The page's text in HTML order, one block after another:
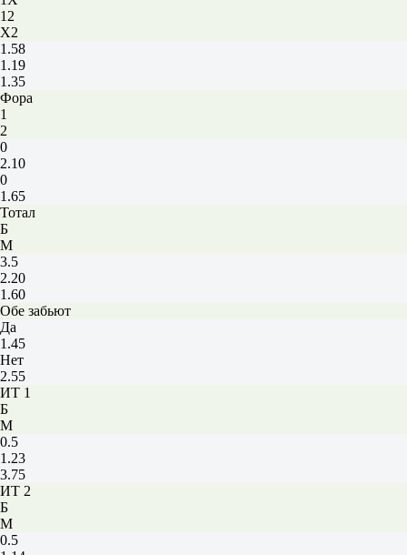
12
X2
1.58
1.19
1.35
Фора
1
2
0
2.10
0
1.65
Тотал
Б
М
3.5
2.20
1.60
Обе забьют
Да
1.45
Нет
2.55
ИТ 1
Б
М
0.5
1.23
3.75
ИТ 2
Б
М
0.5